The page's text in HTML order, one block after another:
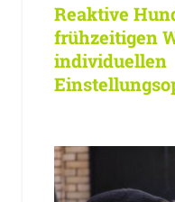
Reaktive
frühzeitigen
individuellen